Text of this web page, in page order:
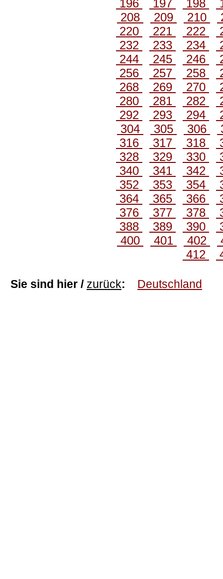
196 197 198
208
209 210
220
221 222
232
233 234
244
245 246
256
257 258
268
269 270
280
281 282
292
293 294
304
305 306
316
317 318
328
329 330
340
341 342
352
353 354
364
365 366
376
377 378
388
389 390
400
401 402
412
Sie sind hier / zurück: Deutschland